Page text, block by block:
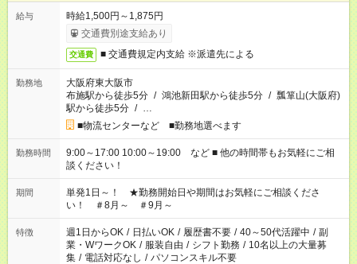
給与
時給1,500円～1,875円
交通費別途支給あり
交通費 ■ 交通費規定内支給 ※派遣先による
勤務地
大阪府東大阪市
布施駅から徒歩5分 / 鴻池新田駅から徒歩5分 / 瓢箪山(大阪府)
駅から徒歩5分 / …
■物流センターなど ■勤務地選べます
勤務時間
9:00～17:00 10:00～19:00 など ■ 他の時間帯もお気軽にご相
談ください！
期間
単発1日～！ ★勤務開始日や期間はお気軽にご相談くださ
い！ ＃8月～ ＃9月～
特徴 週1日からOK / 日払いOK / 履歴書不要 / 40～50代活躍中 / 副
業・WワークOK / 服装自由 / シフト勤務 / 10名以上の大量募
集 / 電話対応なし / パソコンスキル不要